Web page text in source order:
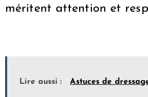
méritent attention et
Lire aussi : Astuces de